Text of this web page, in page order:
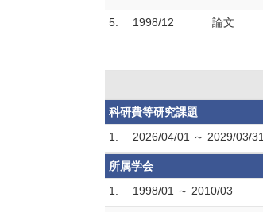
5. 1998/12 論文
科研費等研究課題
1.
2026/04/01 ～ 2029/03/31
所属学会
1.
1998/01 ～ 2010/03